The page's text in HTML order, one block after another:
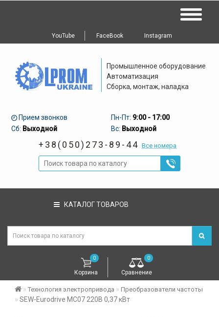
YouTube FaceBook Instagram
Промышленное оборудование
Автоматизация
Сборка, монтаж, наладка
Прием звонков Пн-Пт: 9:00 - 17:00
Сб: Выходной Вс: Выходной
+38(050)273-89-44 Все номера
КАТАЛОГ ТОВАРОВ
Корзина
0
Сравнение
0
Технология электропривода Преобразователи частоты
SEW-Eurodrive MC07 220В 0,37 кВт